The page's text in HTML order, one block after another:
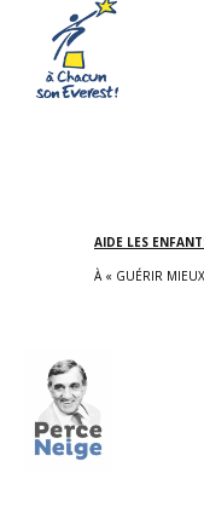
AIDE LES
À « GUÉRIR